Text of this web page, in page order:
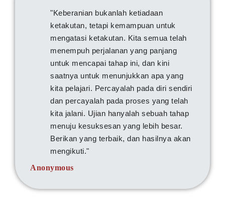
"Keberanian bukanlah ketiadaan
ketakutan, tetapi kemampuan untuk
mengatasi ketakutan. Kita semua telah
menempuh perjalanan yang panjang
untuk mencapai tahap ini, dan kini
saatnya untuk menunjukkan apa yang
kita pelajari. Percayalah pada diri sendiri
dan percayalah pada proses yang telah
kita jalani. Ujian hanyalah sebuah tahap
menuju kesuksesan yang lebih besar.
Berikan yang terbaik, dan hasilnya akan
mengikuti."
Anonymous